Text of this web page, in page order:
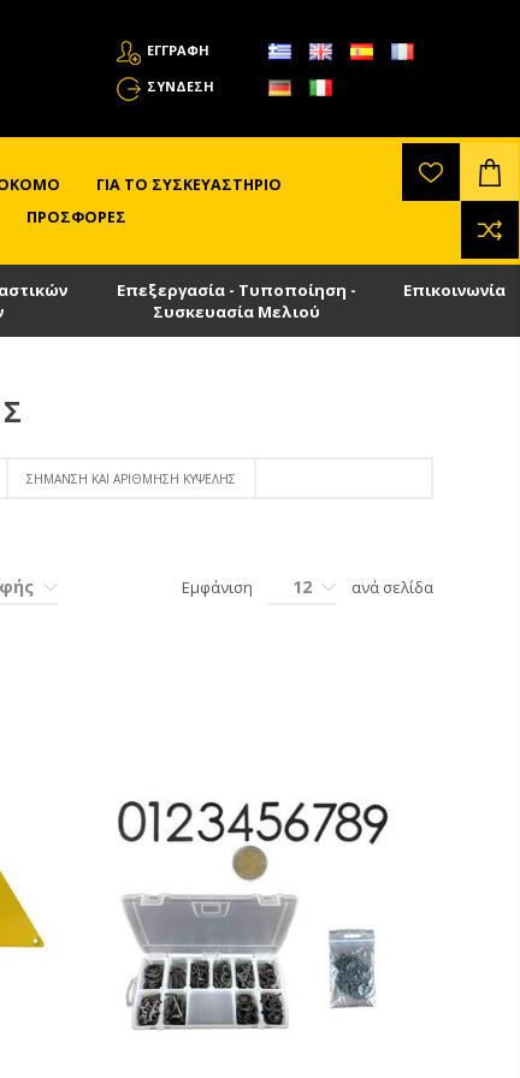
ΕΓΓΡΑΦΗ
ΣΎΝΔΕΣΗ
ΓΙΑ ΤΟ ΣΥΣΚΕΥΑΣΤΉΡΙΟ
ΠΡΟΣΦΟΡΈΣ
Επεξεργασία - Τυποποίηση -
Συσκευασία Μελιού
Επικοινωνία
ΣΉΜΑΝΣΗ ΚΑΙ ΑΡΊΘΜΗΣΗ ΚΥΨΈΛΗΣ
Εμφάνιση 12 ανά σελίδα